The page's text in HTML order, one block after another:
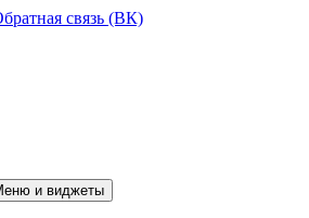
связь (ВК)
и виджеты